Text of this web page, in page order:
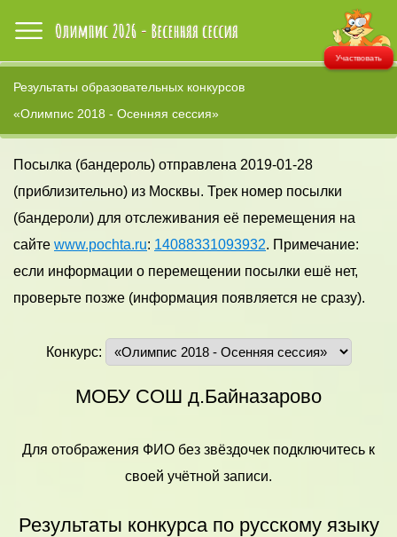
Участвовать
Результаты образовательных конкурсов
«Олимпис 2018 - Осенняя сессия»
Посылка (бандероль) отправлена 2019-01-28
(приблизительно) из Москвы. Трек номер посылки
(бандероли) для отслеживания её перемещения на
сайте www.pochta.ru: 14088331093932. Примечание:
если информации о перемещении посылки ешё нет,
проверьте позже (информация появляется не сразу).
Конкурс:
МОБУ СОШ д.Байназарово
Для отображения ФИО без звёздочек подключитесь к
своей учётной записи.
Результаты конкурса по русскому языку